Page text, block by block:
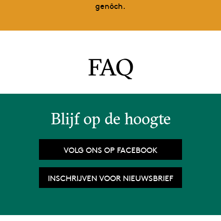
genôch.
FAQ
Blijf op de hoogte
VOLG ONS OP FACEBOOK
INSCHRIJVEN VOOR NIEUWSBRIEF